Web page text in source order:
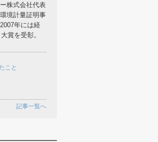
株式会社代表
境計量証明事
年には経
賞を受彰。
こと
記事一覧へ